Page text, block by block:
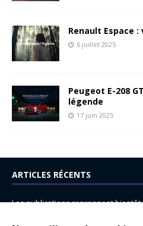
Renault Espace
6 juillet 2025
Peugeot E-208
légende
17 juin 2025
ARTICLES RÉCENTS
Les publications reprennent